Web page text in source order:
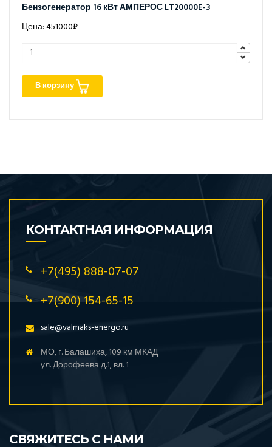
Бензогенератор 16 кВт АМПЕРОС LT20000E-3
Цена: 451000₽
В корзину
КОНТАКТНАЯ ИНФОРМАЦИЯ
+7(495) 888-07-07
+7(900) 154-65-15
sale@valmaks-energo.ru
МО, г. Балашиха, 109 км МКАД
ул. Дорофеева д.1, вл. 1
СВЯЖИТЕСЬ С НАМИ